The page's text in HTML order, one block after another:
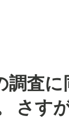
調査に
さす